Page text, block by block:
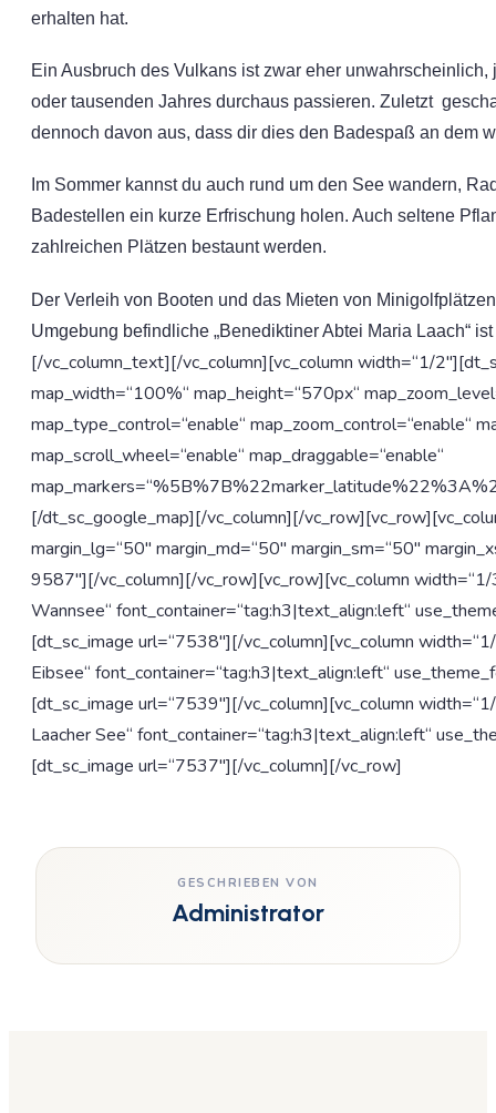
erhalten hat.
Ein Ausbruch des Vulkans ist zwar eher
oder tausenden Jahres durchaus passieren. Zuletzt
dennoch davon aus, dass dir dies den Badespaß an dem
Im Sommer kannst du auch rund um den See wandern,
Badestellen ein kurze Erfrischung holen. Auch seltene
zahlreichen Plätzen bestaunt werden.
Der Verleih von Booten und das Mieten von
Umgebung befindliche „Benediktiner Abtei Maria Laach“
[/vc_column_text][/vc_column][vc_column width=“1/
map_width=“100%“ map_height=“570px“
map_type_control=“enable“ map_zoom_control=“enable“
map_scroll_wheel=“enable“ map_draggable=“enable“
[/dt_sc_google_map][/vc_column][/
margin_lg=“50″ margin_md=“50″ margin_sm=“50″
9587″][/vc_column][/vc_row][vc_row][vc_column
Wannsee“ font_container=“tag:h3|text_align:left“
[dt_sc_image url=“7538″][/vc_column][vc_column
Eibsee“ font_container=“tag:h3|text_align:left“
[dt_sc_image url=“7539″][/vc_column][vc_column
Laacher See“ font_container=“tag:h3|text_align:left“
[dt_sc_image url=“7537″][/vc_column][/vc_row]
GESCHRIEBEN VON
Administrator